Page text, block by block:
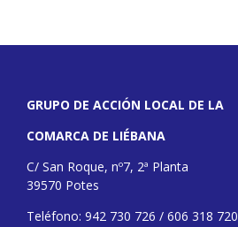
GRUPO DE ACCIÓN LOCAL DE LA
COMARCA DE LIÉBANA
C/ San Roque, nº7, 2ª Planta
39570 Potes
Teléfono: 942 730 726 / 606 318 720